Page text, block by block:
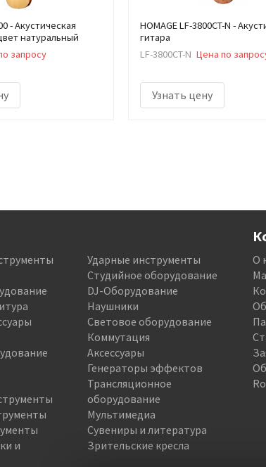
- Акустическая
натуральный
запросу
HOMAGE LF-3800CT-N -
гитара
LF-3800CT-N Цена по
Узнать цену
и
Ударные инструменты
Студийное оборудование
DJ-Оборудование
Наушники
Световое оборудование
Коммутация
Аксессуары
Генераторы эффектов
Трансляционное
оборудование
Мультимедиа
Сувениры и литература
Зрительские кресла
О